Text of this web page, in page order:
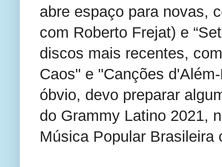
abre espaço para novas,
com Roberto Frejat) e
discos mais recentes,
Caos" e "Canções
óbvio, devo preparar
do Grammy Latino 2021,
Música Popular